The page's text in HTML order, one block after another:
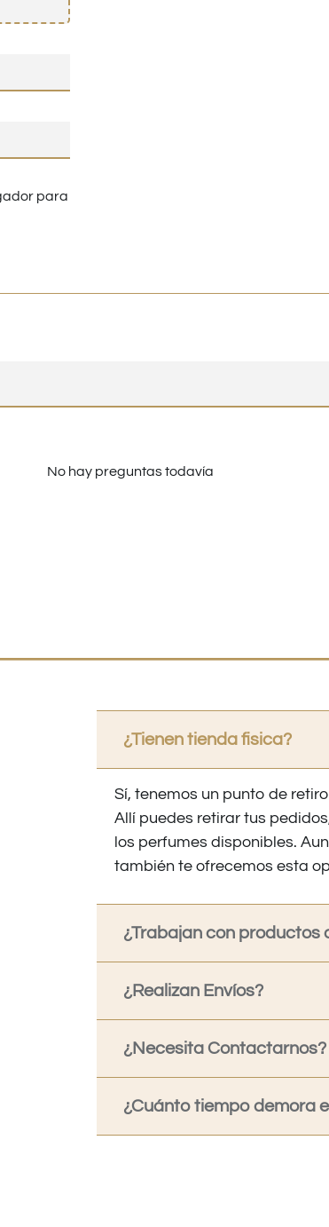
para
No hay preguntas todavía
¿Tienen tienda fisica?
Sí, tenemos un punto de
Allí puedes retirar tus
los perfumes disponibles.
también te ofrecemos esta
¿Trabajan con productos
¿Realizan Envíos?
¿Necesita Contactarnos?
¿Cuánto tiempo demora